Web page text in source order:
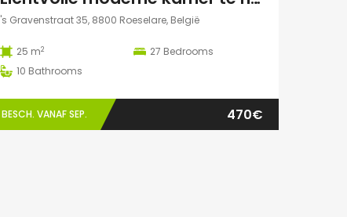
's Gravenstraat 35, 8800 Roeselare, België
25 m2 27 Bedrooms
10 Bathrooms
BESCH. VANAF SEP. 470€